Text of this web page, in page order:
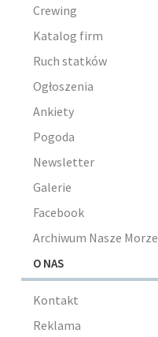
Crewing
Katalog firm
Ruch statków
Ogłoszenia
Ankiety
Pogoda
Newsletter
Galerie
Facebook
Archiwum Nasze Morze
O NAS
Kontakt
Reklama